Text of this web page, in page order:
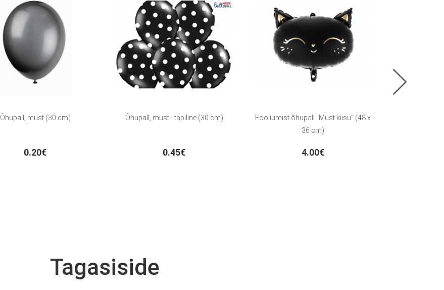
Õhupall, must (30 cm)
0.20€
Õhupall, must - täpiline (30 cm)
0.45€
Fooliumist õhupall "Must kiisu" (48 x
36 cm)
4.00€
Tagasiside